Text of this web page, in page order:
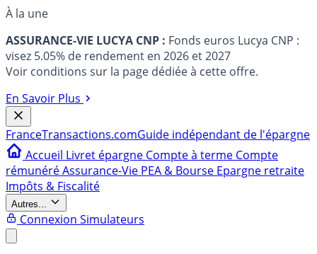
À la une
ASSURANCE-VIE LUCYA CNP : Fonds euros Lucya CNP :
visez 5.05% de rendement en 2026 et 2027
Voir conditions sur la page dédiée à cette offre.
En Savoir Plus
FranceTransactions.comGuide indépendant de l'épargne
Accueil Livret épargne Compte à terme Compte
rémunéréAssurance-Vie PEA & Bourse Epargne retraite
Impôts & Fiscalité
Autres...
Connexion Simulateurs